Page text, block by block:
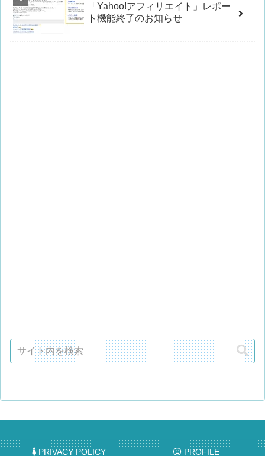
「Yahoo!アフィリエイト」レポー
ト機能終了のお知らせ
PRIVACY POLICY PROFILE